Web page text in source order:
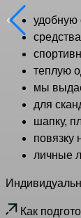
удобную
теплую
мы
для
шапку,
повязку
личные
Как